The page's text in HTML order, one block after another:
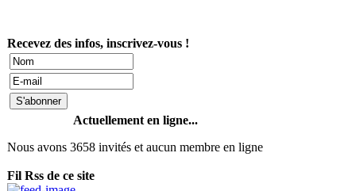
Recevez des infos, inscrivez-vous !
Actuellement en ligne...
Nous avons 3658 invités et aucun membre en ligne
Fil Rss de ce site